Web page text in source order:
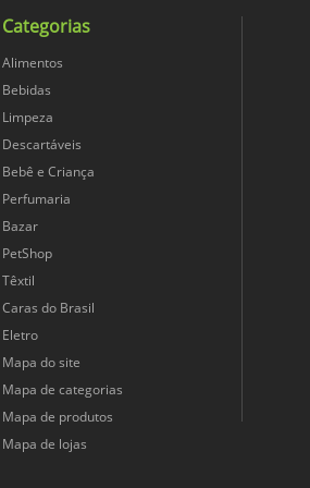
Categorias
Alimentos
Bebidas
Limpeza
Descartáveis
Bebê e Criança
Perfumaria
Bazar
PetShop
Têxtil
Caras do Brasil
Eletro
Mapa do site
Mapa de categorias
Mapa de produtos
Mapa de lojas